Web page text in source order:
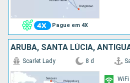
Pague em 4X
Scarlet Lady 8 d